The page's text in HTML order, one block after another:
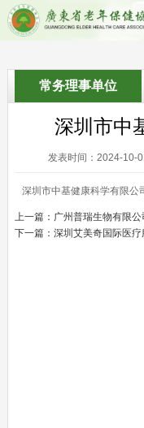
常务理事单位
深圳市中
发表时间：2024-10-
深圳市中基健康科学有限公
上一篇： 广州普瑞生物有限公
下一篇：深圳艾美奇国际医疗